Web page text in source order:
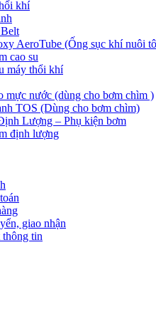
khí
AeroTube (Ống sục khí nuôi
cao su
máy thổi khí
mực nước (dùng cho bơm chìm )
TOS (Dùng cho bơm chìm)
Lượng – Phụ kiện bơm
định lượng
giao nhận
thông tin